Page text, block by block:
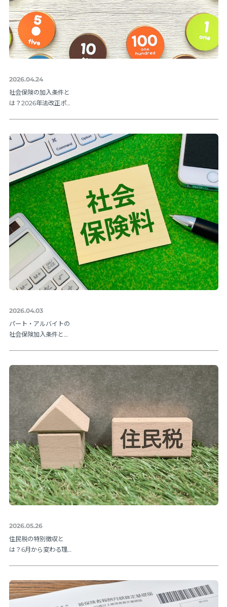
2026.04.24
社会保険の加入条件と
は？2026年法改正ポイ
2026.04.03
パート・アルバイトの
社会保険加入条件と
説
2026.05.26
住民税の特別徴収と
は？6月から変わる理由